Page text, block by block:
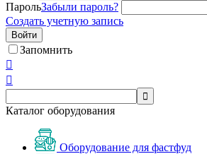
ПарольЗабыли пароль?
Создать учетную запись
Войти
Запомнить



Каталог оборудования
Оборудование для фастфуд